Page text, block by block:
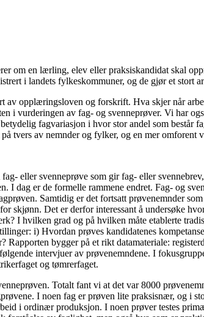
om en lærling, elev eller praksiskandidat skal
i landets fylkeskommuner, og de gjør et stort
av opplæringsloven og forskrift. Hva skjer når
i vurderingen av fag- og svenneprøver. Vi har
fagvariasjon i hvor stor andel som består
tvers av nemnder og fylker, og en mer omforent
eller svenneprøve som gir fag- eller
dag er de formelle rammene endret. Fag- og
Samtidig er det fortsatt prøvenemnder
Det er derfor interessant å undersøke
I hvilken grad og på hvilken måte etablerte
i) Hvordan prøves kandidatenes
bygger på et rikt datamateriale:
intervjuer av prøvenemndene. I
og tømrerfaget.
Totalt fant vi at det var 8000
I noen fag er prøven lite praksisnær, og i
i ordinær produksjon. I noen prøver testes